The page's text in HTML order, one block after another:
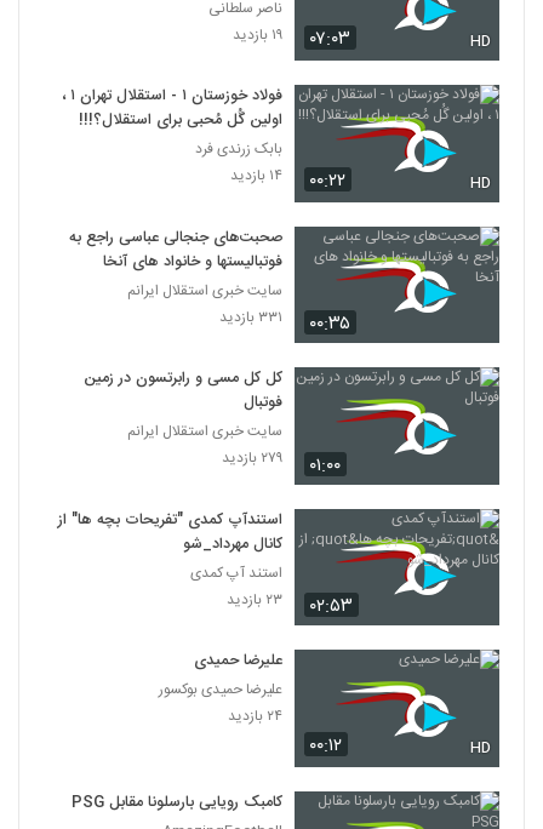
۰۷:۰۳ HD
ناصر سلطانی
۱۹ بازدید
۰۰:۲۲ HD
فولاد خوزستان ۱ - استقلال تهران ۱ ،
اولین گُل مُحبی برای استقلال؟!!!
بابک زرندی فرد
۱۴ بازدید
۰۰:۳۵
صحبت‌های جنجالی عباسی راجع به
فوتبالیستها و خانواد های آنخا
سایت خبری استقلال ایرانم
۳۳۱ بازدید
۰۱:۰۰
کل کل مسی و رابرتسون در زمین
فوتبال
سایت خبری استقلال ایرانم
۲۷۹ بازدید
۰۲:۵۳
استندآپ کمدی "تفریحات بچه ها" از
کانال مهرداد_شو
استند آپ کمدی
۲۳ بازدید
۰۰:۱۲ HD
علیرضا حمیدی
علیرضا حمیدی بوکسور
۲۴ بازدید
کامبک رویایی بارسلونا مقابل PSG